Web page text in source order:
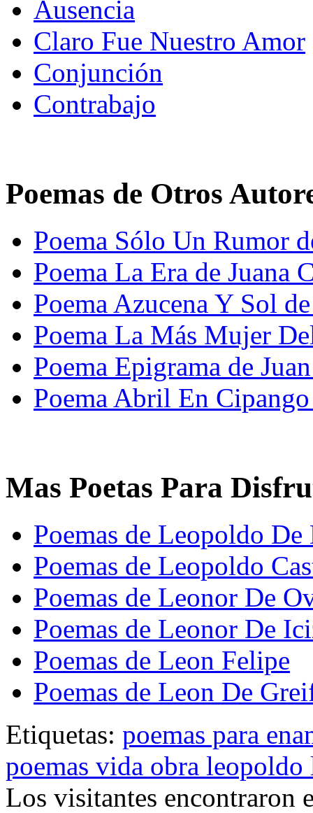
Ausencia
Claro Fue Nuestro Amor
Conjunción
Contrabajo
Poemas de Otros
Poema Sólo Un Rumor
Poema La Era de Juana
Poema Azucena Y Sol
Poema La Más Mujer
Poema Epigrama de
Poema Abril En
Mas Poetas Para
Poemas de Leopoldo De
Poemas de Leopoldo
Poemas de Leonor De
Poemas de Leonor De
Poemas de Leon Felipe
Poemas de Leon De
Etiquetas: poemas para
poemas vida obra leopoldo
Los visitantes encontraron